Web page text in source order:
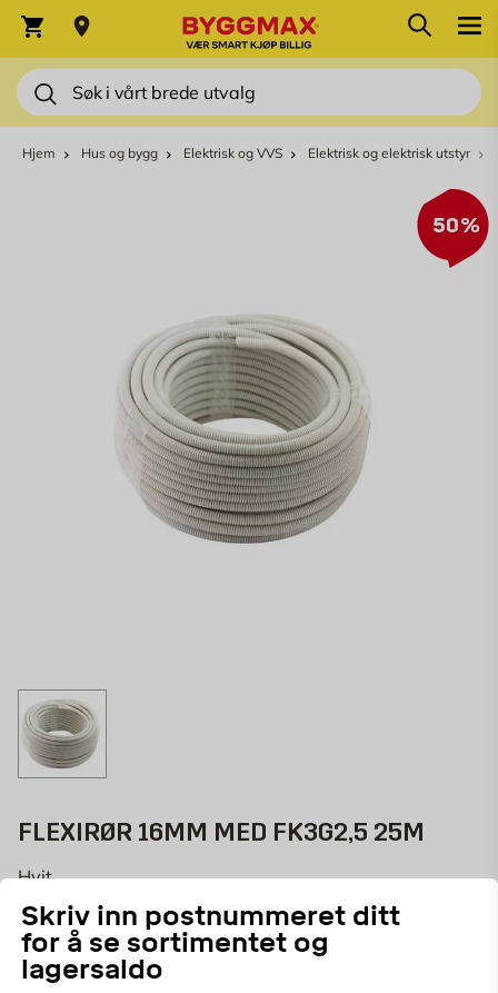
Søk
Skriv inn postnummeret ditt
for å se sortimentet og
lagersaldo
Varekurv Søk
Hjem Hus og bygg Elektrisk og VVS Elektrisk og elektrisk utstyr
50%
FLEXIRØR 16MM MED FK3G2,5 25M
Hvit
ART.NR:296167
Fleksibelt, korrugert fleksirør, 16 mm, med